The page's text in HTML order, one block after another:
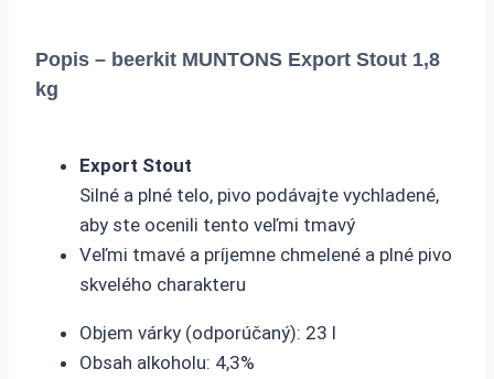
Popis – beerkit MUNTONS Export Stout 1,8
kg
Export Stout
Silné a plné telo, pivo podávajte vychladené,
aby ste ocenili tento veľmi tmavý
Veľmi tmavé a príjemne chmelené a plné pivo
skvelého charakteru
Objem várky (odporúčaný): 23 l
Obsah alkoholu: 4,3%